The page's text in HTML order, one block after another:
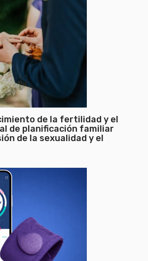
de la fertilidad y el
de planificación familiar
de la sexualidad y el